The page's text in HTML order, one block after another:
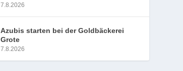
7.8.2026
Azubis starten bei der Goldbäckerei
Grote
7.8.2026